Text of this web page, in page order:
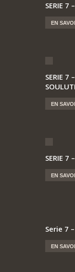
SERIE 7
EN
SERIE 7
EN
SERIE 7
EN
Serie 7
EN